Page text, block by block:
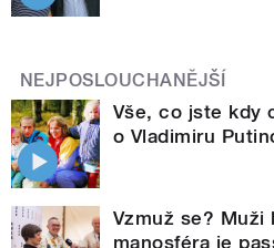
NEJPOSLOUCHANĚJŠÍ
Vše, co jste kdy
o Vladimiru
Vzmuž se? Muži
manosféra je